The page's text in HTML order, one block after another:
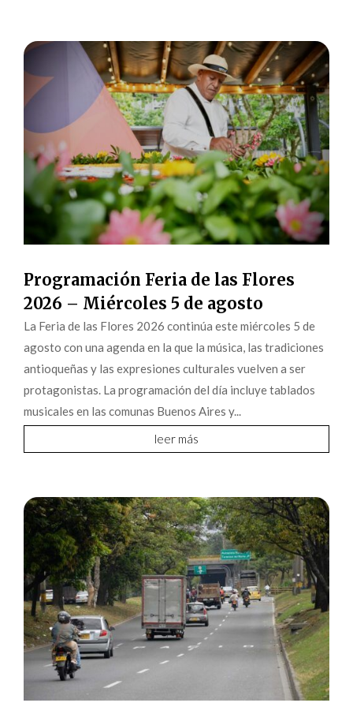
Programación Feria de las Flores
2026 – Miércoles 5 de agosto
La Feria de las Flores 2026 continúa este miércoles 5 de
agosto con una agenda en la que la música, las tradiciones
antioqueñas y las expresiones culturales vuelven a ser
protagonistas. La programación del día incluye tablados
musicales en las comunas Buenos Aires y...
leer más